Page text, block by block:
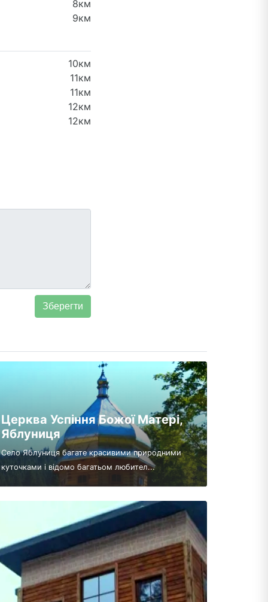
8км
9км
10км
11км
11км
12км
12км
Церква Успіння Божої Матері,
Яблуниця
Село Яблуниця багате красивими природними
куточками і відомо багатьом любител...